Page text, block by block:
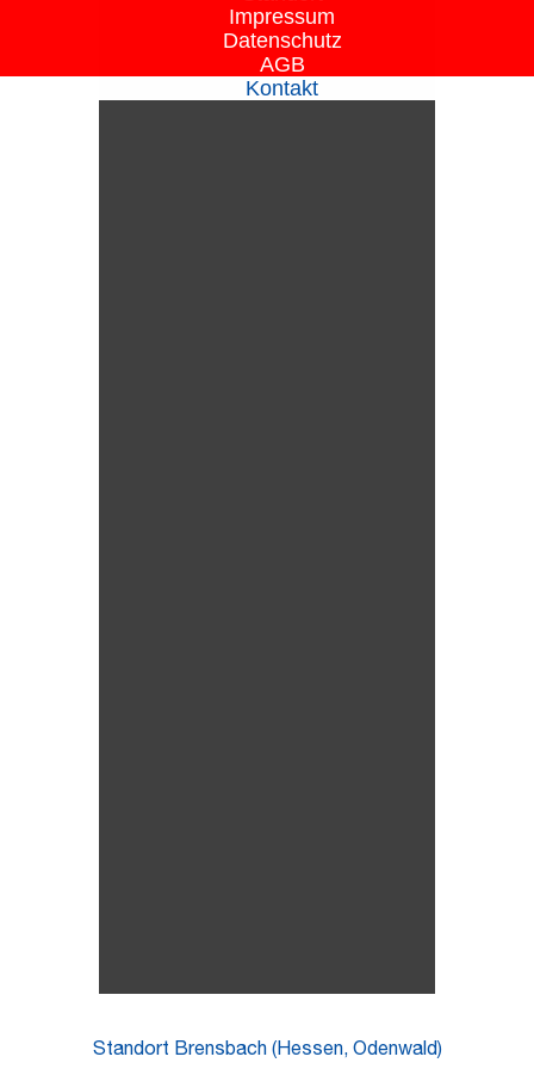
Impressum
Datenschutz
AGB
Kontakt
Standort Brensbach (Hessen, Odenwald)